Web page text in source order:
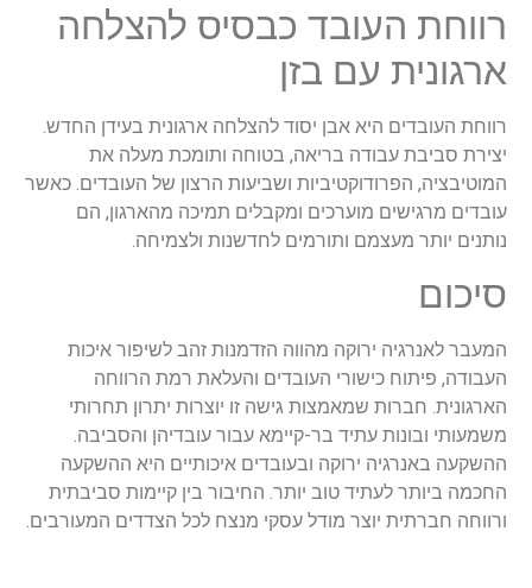
רווחת העובד כבסיס להצלחה
ארגונית עם בזן
רווחת העובדים היא אבן יסוד להצלחה ארגונית בעידן החדש.
יצירת סביבת עבודה בריאה, בטוחה ותומכת מעלה את
המוטיבציה, הפרודוקטיביות ושביעות הרצון של העובדים. כאשר
עובדים מרגישים מוערכים ומקבלים תמיכה מהארגון, הם
נותנים יותר מעצמם ותורמים לחדשנות ולצמיחה.
סיכום
המעבר לאנרגיה ירוקה מהווה הזדמנות זהב לשיפור איכות
העבודה, פיתוח כישורי העובדים והעלאת רמת הרווחה
הארגונית. חברות שמאמצות גישה זו יוצרות יתרון תחרותי
משמעותי ובונות עתיד בר-קיימא עבור עובדיהן והסביבה.
ההשקעה באנרגיה ירוקה ובעובדים איכותיים היא ההשקעה
החכמה ביותר לעתיד טוב יותר. החיבור בין קיימות סביבתית
ורווחה חברתית יוצר מודל עסקי מנצח לכל הצדדים המעורבים.